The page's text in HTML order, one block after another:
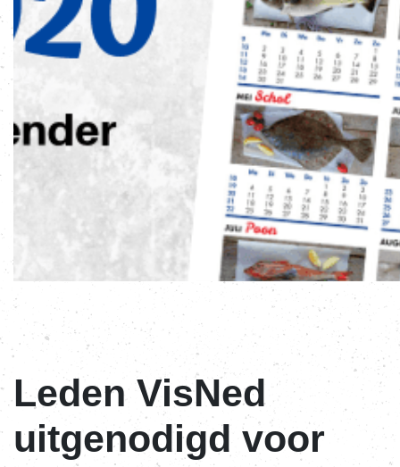
Leden VisNed
uitgenodigd voor